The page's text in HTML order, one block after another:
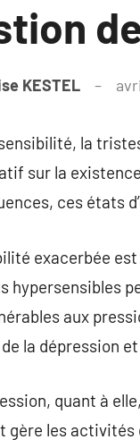
KESTEL
la
sur la
ces états
exacerbée
hypersensibles
aux
la dépression
quant à
gère les